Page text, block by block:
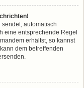
automatisch
eine entsprechende Regel
erhältst, so kannst
dem betreffenden